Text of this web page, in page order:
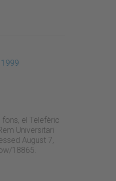
fons, el Telefèric
Universitari
August 7,
18865